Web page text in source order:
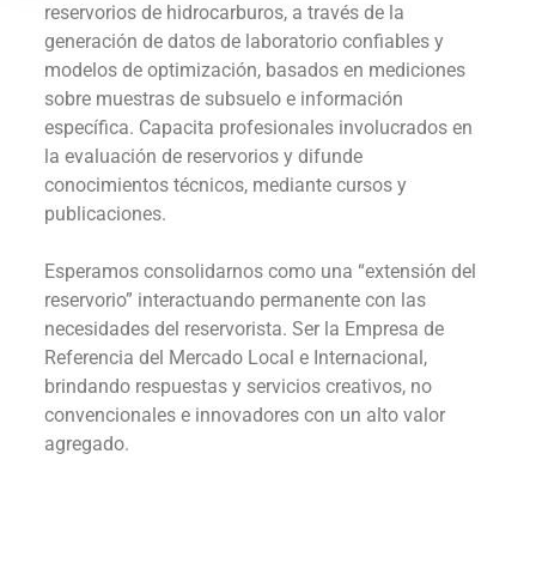
reservorios de hidrocarburos, a través de la
generación de datos de laboratorio confiables y
modelos de optimización, basados en mediciones
sobre muestras de subsuelo e información
específica. Capacita profesionales involucrados en
la evaluación de reservorios y difunde
conocimientos técnicos, mediante cursos y
publicaciones.
Esperamos consolidarnos como una “extensión del
reservorio” interactuando permanente con las
necesidades del reservorista. Ser la Empresa de
Referencia del Mercado Local e Internacional,
brindando respuestas y servicios creativos, no
convencionales e innovadores con un alto valor
agregado.